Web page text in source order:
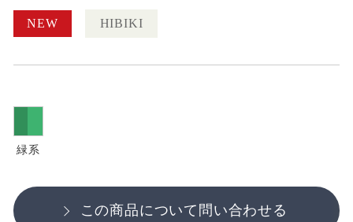
NEW HIBIKI
緑系
この商品について問い合わせる